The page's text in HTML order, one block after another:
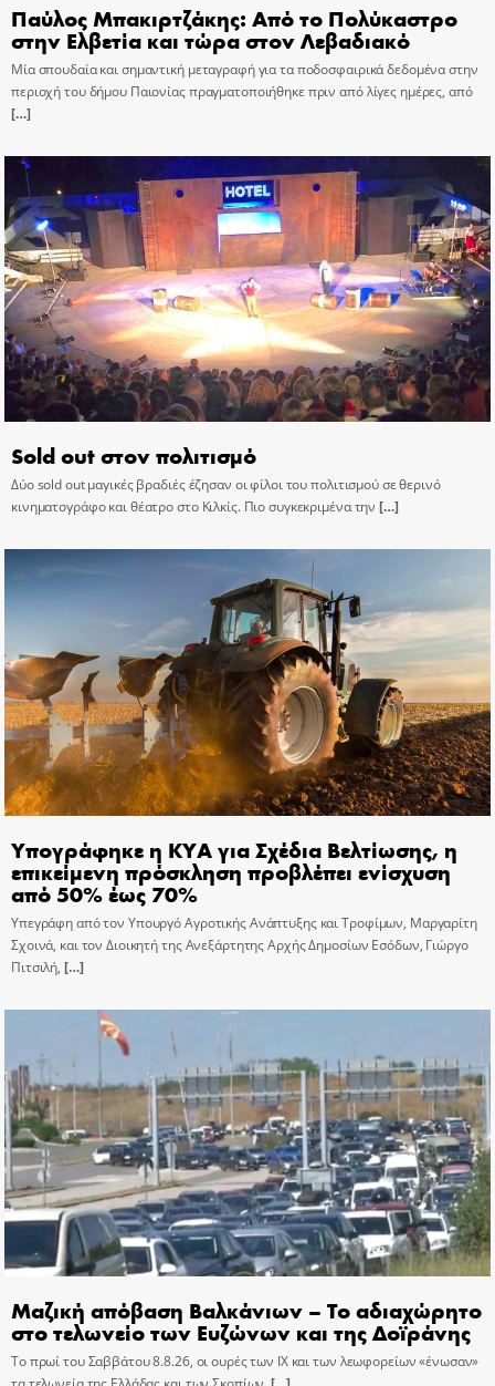
Παύλος Μπακιρτζάκης: Από το Πολύκαστρο
στην Ελβετία και τώρα στον Λεβαδιακό
Μία σπουδαία και σημαντική μεταγραφή για τα ποδοσφαιρικά δεδομένα στην
περιοχή του δήμου Παιονίας πραγματοποιήθηκε πριν από λίγες ημέρες, από
[…]
Sold out στον πολιτισμό
Δύο sold out μαγικές βραδιές έζησαν οι φίλοι του πολιτισμού σε θερινό
κινηματογράφο και θέατρο στο Κιλκίς. Πιο συγκεκριμένα την […]
Υπογράφηκε η ΚΥΑ για Σχέδια Βελτίωσης, η
επικείμενη πρόσκληση προβλέπει ενίσχυση
από 50% έως 70%
Υπεγράφη από τον Υπουργό Αγροτικής Ανάπτυξης και Τροφίμων, Μαργαρίτη
Σχοινά, και τον Διοικητή της Ανεξάρτητης Αρχής Δημοσίων Εσόδων, Γιώργο
Πιτσιλή, […]
Μαζική απόβαση Βαλκάνιων – Το αδιαχώρητο
στο τελωνείο των Ευζώνων και της Δοϊράνης
Το πρωί του Σαββάτου 8.8.26, οι ουρές των ΙΧ και των λεωφορείων «ένωσαν»